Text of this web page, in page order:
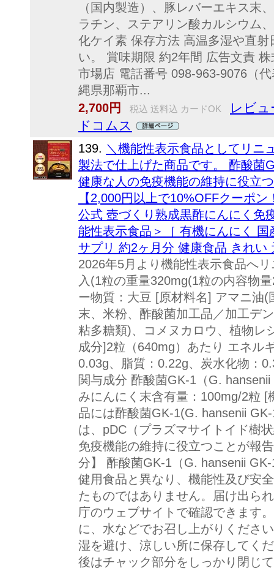
（国内製造）、豚レバーエキス末
ラチン、ステアリン酸カルシウム
化ケイ素 保存方法 高温多湿や直
い。 賞味期限 約2年間 広告文責
市場店 電話番号 098-963-9076（
縄県那覇市...
2,700円
税込 送料込 カードOK
レビュ
ドコムス
139. ＼機能性表示食品としてリニ
製法で仕上げた商品です。 酢酸菌
健康な人の免疫機能の維持に役立
【2,000円以上で10%OFFクーポ
公式 壺づくり熟成黒酢にんにく免
能性表示食品＞［ 有機にんにく
サプリ 約2ヶ月分 健康食品 きれい
2026年5月より機能性表示食品へ
入(1粒の重量320mg(1粒の内容物
ー物質：大豆 [原材料名] アマニ油
末、米粉、酢酸菌加工品／加工デ
粘多糖類)、コメヌカロウ、植物レ
成分]2粒（640mg）あたり エネル
0.03g、脂質：0.22g、炭水化物：
関与成分 酢酸菌GK-1（G.
みにんにく末含有量：100mg/2粒
品には酢酸菌GK-1(G. hansenii
は、pDC（プラズマサイトイド樹
免疫機能の維持に役立つことが報
分】 酢酸菌GK-1（G. hansenii
健用食品と異なり、機能性及び安
たものではありません。届け出ら
庁のウェブサイトで確認できます
に、水などでお召し上がりくださ
湿を避け、涼しい所に保存してく
後はチャック部分をしっかり閉じ